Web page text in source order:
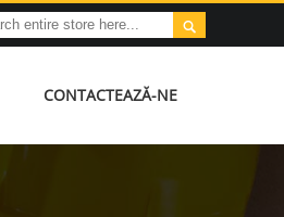

CONTACTEAZĂ-NE